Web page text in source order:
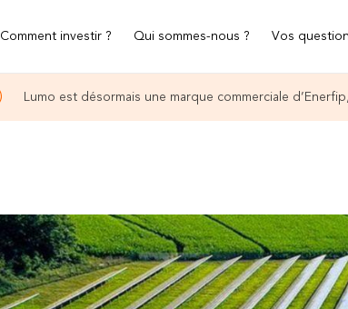
Comment investir ? Qui sommes-nous ? Vos
Lumo est désormais une marque commerciale